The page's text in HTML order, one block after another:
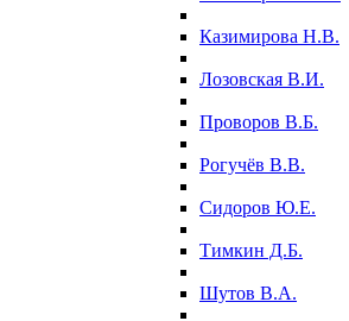
Казимирова Н.В.
Лозовская В.И.
Проворов В.Б.
Рогучёв В.В.
Сидоров Ю.Е.
Тимкин Д.Б.
Шутов В.А.